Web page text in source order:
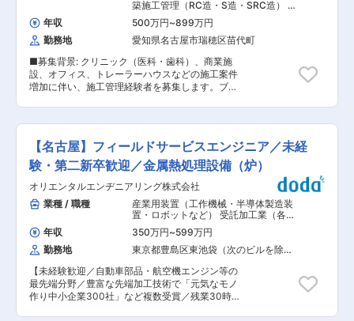
生が多数。そのマネジメントや教育を担当しま
す。 ■特徴・魅力： ・受験に合格させることは
もちろん、生徒ひとりひとりに寄り添ったサポー
トをすることで、子供たちの夢や人生に携われる
仕事です。 ・シフト次第では土日休みも可能！残
業時間も繁忙期(3月、8月、12月)を除き、月平均
10時間以下かつ週休2日制です。プライベートも
（校舎長）をサポートするアドバイザーからスタ
ートして、知識やノウハウを身に付けながら教室
目指せます！ ■配属先情報： 各校舎に社員2名ず
つ配属（内1名は校舎長） 変更の範囲：会社の定
める業務
し、設計部門と協働して最適プランと見積を作成
します。契約後は着工前の近隣対応や工程管理、
引き渡し後の定期点検提案まで一貫して担当しま
す。飛び込みやテレアポはありません。 ■組織構
成： 営業部門は5名が活躍中。設計・施工・運用
部署と密に連携する体制です。 ■キャリアパス：
入社（営業担当）→案件運営の担当→大型案件の
リード→営業エキスパートとしてご活躍 ■働き
方、就業環境： 完全反響型のため飛び込み・テレ
施工」「木造倉庫設計・施工」「トレーラーハウ
ス設計・製造」の3つの主軸事業を展開していま
す。 詳しくは下記のご確認をお願いいたします。
【木造倉庫】 https://hc-w.jp/ 【HCTトレーラー
ハウス】 https://hc-t.jp/ 【クリニック】
https://hc-clinic-design.com/ 変更の範囲：会社
築施工管理（RC造・S造・SRC造） 建
築施工管理（木造）
年収 500万円~899万円
勤務地
愛知県名古屋市瑞穂区苗代町
■募集背景: クリニック（医科・歯科）、商業施
設、オフィス、トレーラーハウスなどの施工案件
増加に伴い、施工管理経験者を募集します。ブラ
展開として公共工事への参入を予定しており、公
共事業部の立ち上げを担う責任者候補もあわせて
募集しています。
■担当業務： 施工計画の立案・調整 工程管理・
工程表作成 原価管理・見積り精査 品質・安全管
理の実施 諸官庁届出書類の作成・提出 客先・職
人・営業・デザイナーとの連携 ■業務内容詳細：
クリニック（医科・歯科）、商業施設、オフィ
ス、トレーラーハウス等の施工における技術的指
揮と管理全般を担っていただきます。現場は主に
東海3県が中心ですが全国出張の可能性もありま
す。工程・原価・品質・安全を統括し、必要書類
の作成や関係者調整を行い、デザイナーや営業と
連携して高いデザイン性と施工品質を両立させま
す。 ■施工エリア： 主な担当エリアは愛知県内
【名古屋】フィールドサービスエンジニア／未経
験・第二新卒歓迎／金属熱処理設備（炉）
オリエンタルエンヂニアリング株式会社
業種 / 職種
産業用装置（工作機械・半導体製造装
置・ロボットなど） 受託加工業（各種
加工・表面処理）,
械・ロボット 機械・電子部品
年収 350万円~599万円
勤務地
東京都豊島区東池袋（次のビルを除
【未経験歓迎／自動車部品・航空機エンジン等の
最先端分野／豊富な先端加工技術で「元気なモノ
作り中小企業300社」など複数受賞／残業30時間